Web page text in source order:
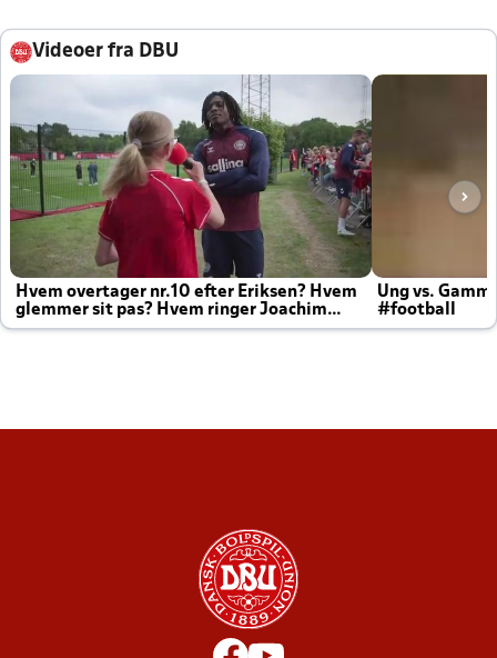
Videoer fra DBU
Hvem overtager nr.10 efter Eriksen? Hvem
glemmer sit pas? Hvem ringer Joachim
altid til efter kampe?
Ung vs.
#football